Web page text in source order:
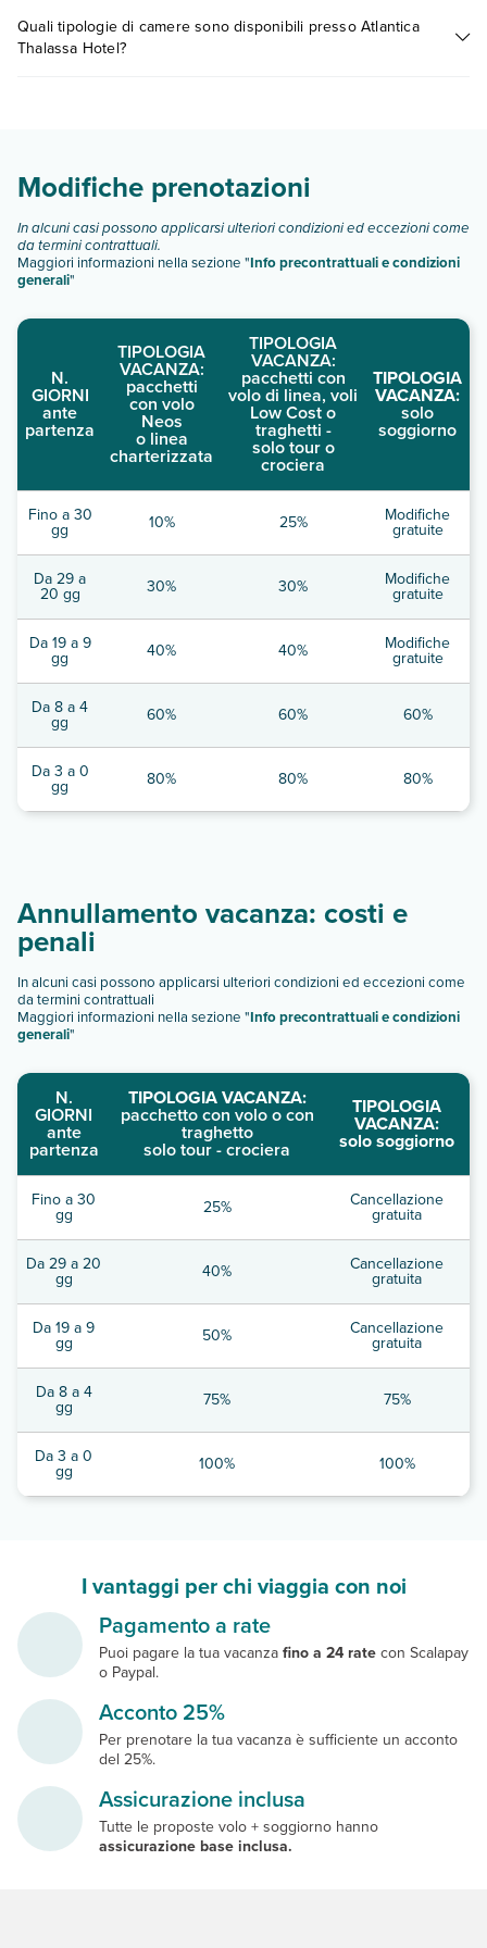
al giorno 31 di ottobre. Per la sicurezza dei viaggiatori, sono
disponibili metodi di pagamento senza contanti per tutte le
vari fattori (per es. date, condizioni dell'hotel, ecc). Per
consultare i prezzi, compila il motore di ricerca e scegli
Quali tipologie di camere sono disponibili presso Atlantica
Thalassa Hotel?
Modifiche prenotazioni
In alcuni casi possono applicarsi ulteriori condizioni ed eccezioni come
da termini contrattuali.
Maggiori informazioni nella sezione "Info precontrattuali e condizioni
generali"
N.
GIORNI
ante
partenza
TIPOLOGIA
VACANZA:
pacchetti
con volo
Neos
o linea
charterizzata
TIPOLOGIA
VACANZA:
pacchetti con
volo di linea, voli
Low Cost o
traghetti -
solo tour o
crociera
TIPOLOGIA
VACANZA:
solo
soggiorno
Fino a 30
gg 10% 25% Modifiche
gratuite
Da 29 a
20 gg 30% 30% Modifiche
gratuite
Da 19 a 9
gg 40% 40% Modifiche
gratuite
Da 8 a 4
gg 60% 60% 60%
Da 3 a 0
gg 80% 80% 80%
Annullamento vacanza: costi e
penali
In alcuni casi possono applicarsi ulteriori condizioni ed eccezioni come
da termini contrattuali
Maggiori informazioni nella sezione "Info precontrattuali e condizioni
generali"
N.
GIORNI
ante
partenza
TIPOLOGIA VACANZA:
pacchetto con volo o con
traghetto
solo tour - crociera
TIPOLOGIA
VACANZA:
solo soggiorno
Fino a 30
gg 25% Cancellazione
gratuita
Da 29 a 20
gg 40% Cancellazione
gratuita
Da 19 a 9
gg 50% Cancellazione
gratuita
Da 8 a 4
gg 75% 75%
Da 3 a 0
gg 100% 100%
I vantaggi per chi viaggia con noi
Pagamento a rate
Puoi pagare la tua vacanzafino a 24 ratecon Scalapay
o Paypal.
Acconto 25%
Per prenotare la tua vacanza è sufficiente un acconto
del 25%.
Assicurazione inclusa
Tutte le proposte volo + soggiorno hanno
assicurazione base inclusa.